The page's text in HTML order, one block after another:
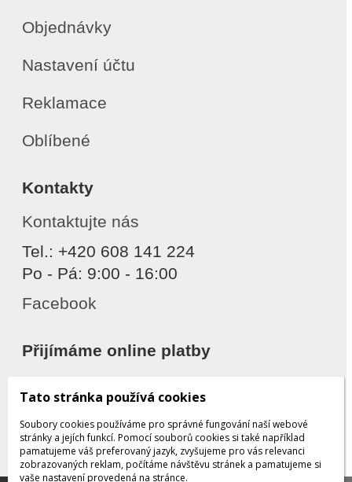
Objednávky
Nastavení účtu
Reklamace
Oblíbené
Kontakty
Kontaktujte nás
Tel.: +420 608 141 224
Po - Pá: 9:00 - 16:00
Facebook
Přijímáme online platby
Děkujeme za důvěru
Tato stránka používá cookies
Soubory cookies používáme pro správné fungování naší webové
stránky a jejích funkcí. Pomocí souborů cookies si také například
pamatujeme váš preferovaný jazyk, zvyšujeme pro vás relevanci
zobrazovaných reklam, počítáme návštěvu stránek a pamatujeme si
vaše nastavení provedená na stránce.